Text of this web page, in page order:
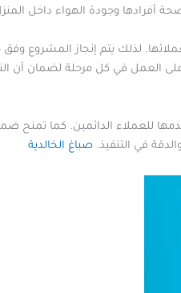
أفرادها وجودة الهواء داخل
لذلك يتم إنجاز المشروع
في كل مرحلة لضمان أن
للعملاء الدائمين. كما تمنح
في التنفيذ.صباغ الخالدية